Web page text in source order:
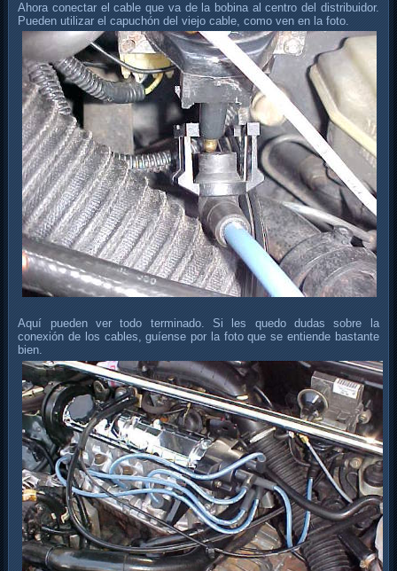
Ahora conectar el cable que va de la bobina al centro del distribuidor.
Pueden utilizar el capuchón del viejo cable, como ven en la foto.
Aquí pueden ver todo terminado. Si les quedo dudas sobre la
conexión de los cables, guíense por la foto que se entiende bastante
bien.